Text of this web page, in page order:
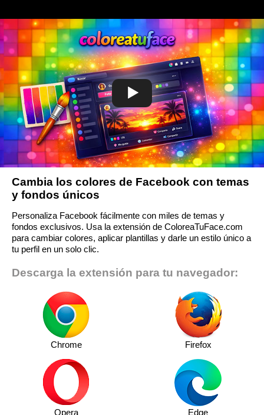
Cambia los colores de Facebook con temas
y fondos únicos
Personaliza Facebook fácilmente con miles de temas y
fondos exclusivos. Usa la extensión de ColoreaTuFace.com
para cambiar colores, aplicar plantillas y darle un estilo único a
tu perfil en un solo clic.
Descarga la extensión para tu navegador:
Chrome Firefox
Opera Edge